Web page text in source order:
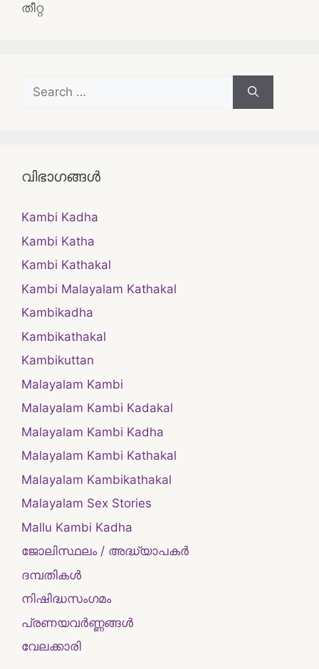
തീറ്റ
Search
for:
വിഭാഗങ്ങൾ
Kambi Kadha
Kambi Katha
Kambi Kathakal
Kambi Malayalam Kathakal
Kambikadha
Kambikathakal
Kambikuttan
Malayalam Kambi
Malayalam Kambi Kadakal
Malayalam Kambi Kadha
Malayalam Kambi Kathakal
Malayalam Kambikathakal
Malayalam Sex Stories
Mallu Kambi Kadha
ജോലിസ്ഥലം / അദ്ധ്യാപകർ
ദമ്പതികള്‍
നിഷിദ്ധസംഗമം
പ്രണയവർണ്ണങ്ങൾ
വേലക്കാരി